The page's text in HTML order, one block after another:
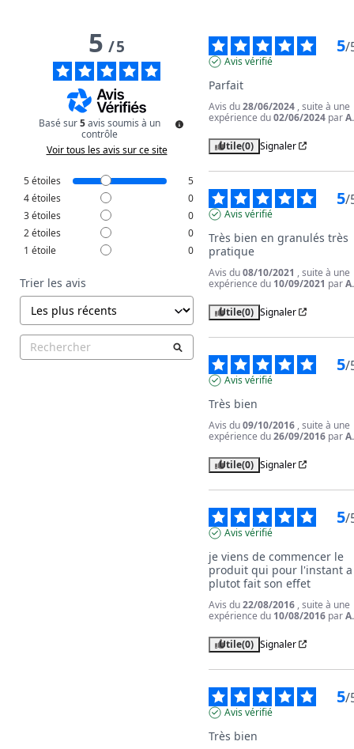
5/5
Basé sur5avis soumis à un
contrôle
Voir tous les avis sur ce site
5étoiles
5
4étoiles
0
3étoiles
0
2étoiles
0
1 étoile 0
Trier les avis
5/
Avis vérifié
Parfait
Avis du28/06/2024 , suite à une
expérience du02/06/2024 par
Utile(0) Signaler
5/
Avis vérifié
Très bien en granulés très
pratique
Avis du08/10/2021 , suite à une
expérience du 10/09/2021 par
Utile(0) Signaler
5/
Avis vérifié
Très bien
Avis du09/10/2016 , suite à une
expérience du26/09/2016 par
Utile(0) Signaler
5/
Avis vérifié
je viens de commencer le
produit qui pour l'instant a
plutot fait son effet
Avis du22/08/2016 , suite à une
expérience du 10/08/2016 par
Utile(0) Signaler
5/
Avis vérifié
Très bien